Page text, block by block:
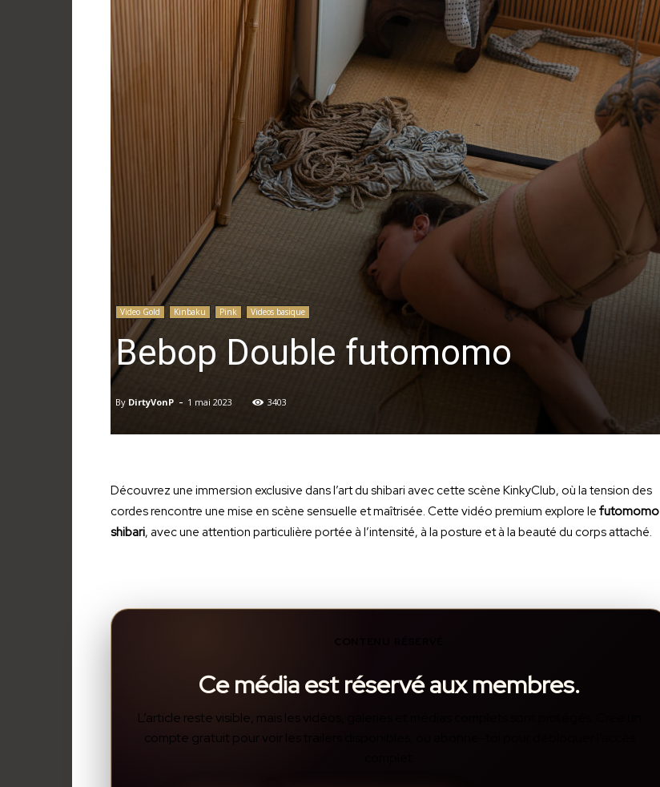
Video Gold Kinbaku Pink Videos basique
Bebop Double futomomo
By DirtyVonP - 1 mai 2023 3403
Découvrez une immersion exclusive dans l’art du shibari avec cette scène KinkyClub, où la tension des
cordes rencontre une mise en scène sensuelle et maîtrisée. Cette vidéo premium explore le futomomo
shibari, avec une attention particulière portée à l’intensité, à la posture et à la beauté du corps attaché.
CONTENU RÉSERVÉ
Ce média est réservé aux membres.
L’article reste visible, mais les vidéos, galeries et médias complets sont protégés. Crée un
compte gratuit pour voir les trailers disponibles, ou abonne-toi pour débloquer l’accès